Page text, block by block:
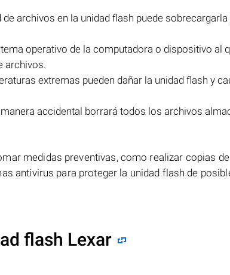
archivos en la unidad flash puede
operativo de la computadora o dispositivo al
archivos.
extremas pueden dañar la unidad flash y
accidental borrará todos los archivos
medidas preventivas, como realizar copias
antivirus para proteger la unidad flash de
flash Lexar